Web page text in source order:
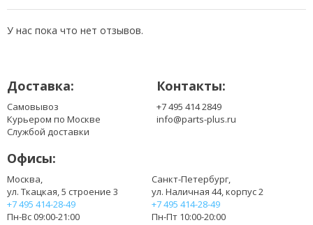
У нас пока что нет отзывов.
Доставка:
Самовывоз
Курьером по Москве
Службой доставки
Контакты:
+7 495 414 2849
info@parts-plus.ru
Офисы:
Москва,
ул. Ткацкая, 5 строение 3
+7 495 414-28-49
Пн-Вс 09:00-21:00
Санкт-Петербург,
ул. Наличная 44, корпус 2
+7 495 414-28-49
Пн-Пт 10:00-20:00